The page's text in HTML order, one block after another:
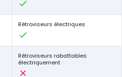
Rétroviseurs électriques
Rétroviseurs rabattables
électriquement